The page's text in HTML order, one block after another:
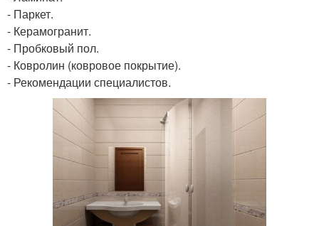
- Паркет.
- Керамогранит.
- Пробковый пол.
- Ковролин (ковровое покрытие).
- Рекомендации специалистов.